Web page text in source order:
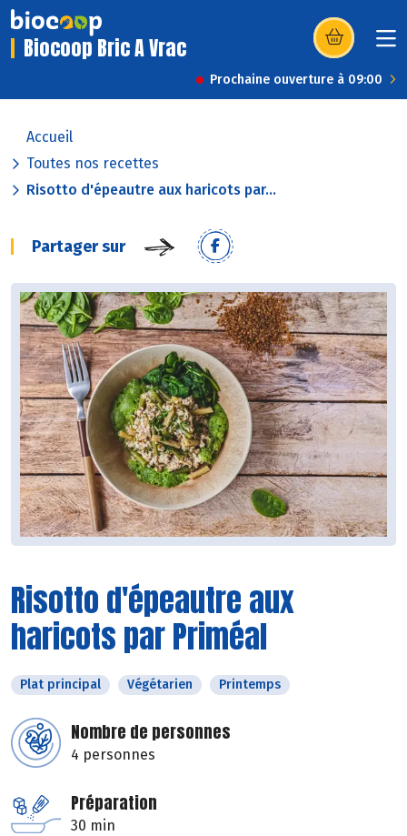
Biocoop Bric A Vrac (s’ouvre dans
Prochaine ouverture à 09:00
Accueil
Toutes nos recettes
Risotto d'épeautre aux haricots par...
Partager sur
Risotto d'épeautre aux
haricots par Priméal
Plat principal Végétarien Printemps
Nombre de personnes
4 personnes
Préparation
30 min